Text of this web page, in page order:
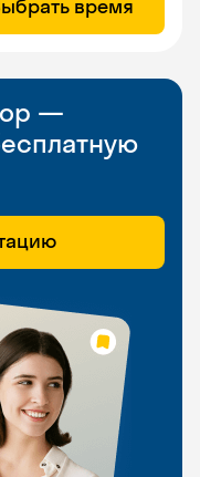
время
—